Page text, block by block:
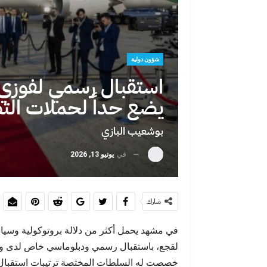
شؤون دولية
استقبال رسمي
يضع حداً لحملات
بوشعيب البازي
في يونيو 13, 2026
شارك
في مشهد يحمل أكثر من دلالة بروتوكولية
لقجع، باستقبال رسمي ودبلوماسي خاص لدى
خصصت له السلطات المختصة ترتيبات
عبد الإله شاطر يهنئ جلالة الملك محمد
السادس بمناسبة الذكرى…
سبتة ليست الحلم… بل إدانة لواقع صنعناه